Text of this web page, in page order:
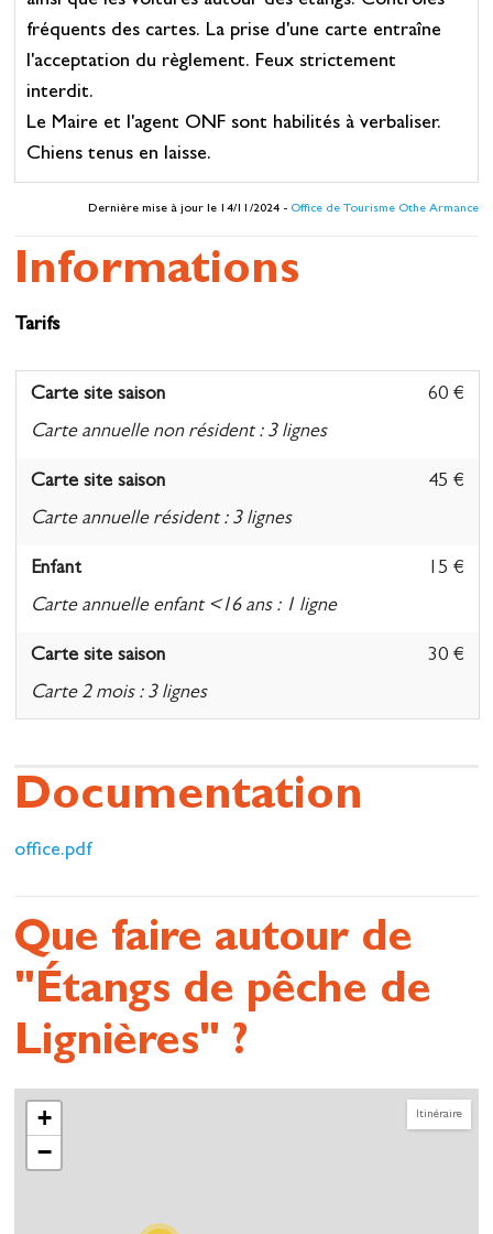
fréquents des cartes. La prise d'une carte entraîne
l'acceptation du règlement. Feux strictement
interdit.
Le Maire et l'agent ONF sont habilités à verbaliser.
Chiens tenus en laisse.
Dernière mise à jour le 14/11/2024 - Office de Tourisme Othe Armance
Informations
Tarifs
Carte site saison
60 €
Carte annuelle non résident : 3 lignes
Carte site saison
45 €
Carte annuelle résident : 3 lignes
Enfant
15 €
Carte annuelle enfant <16 ans : 1 ligne
Carte site saison
30 €
Carte 2 mois : 3 lignes
Carte 2 mois enfant <16 ans : 1 ligne
Documentation
office.pdf
Que faire autour de
"Étangs de pêche de
Lignières" ?
Itinéraire
+
−